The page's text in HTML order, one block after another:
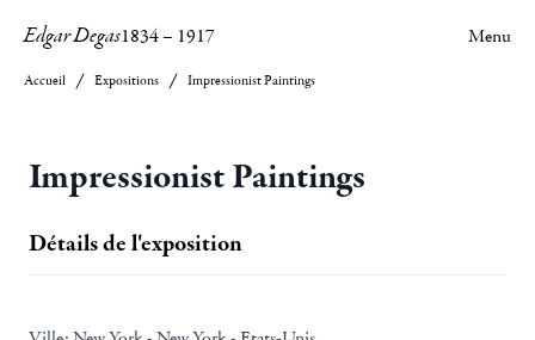
Edgar Degas1834– 1917 Menu
Accueil Expositions Impressionist Paintings
Impressionist Paintings
Détails de l'exposition